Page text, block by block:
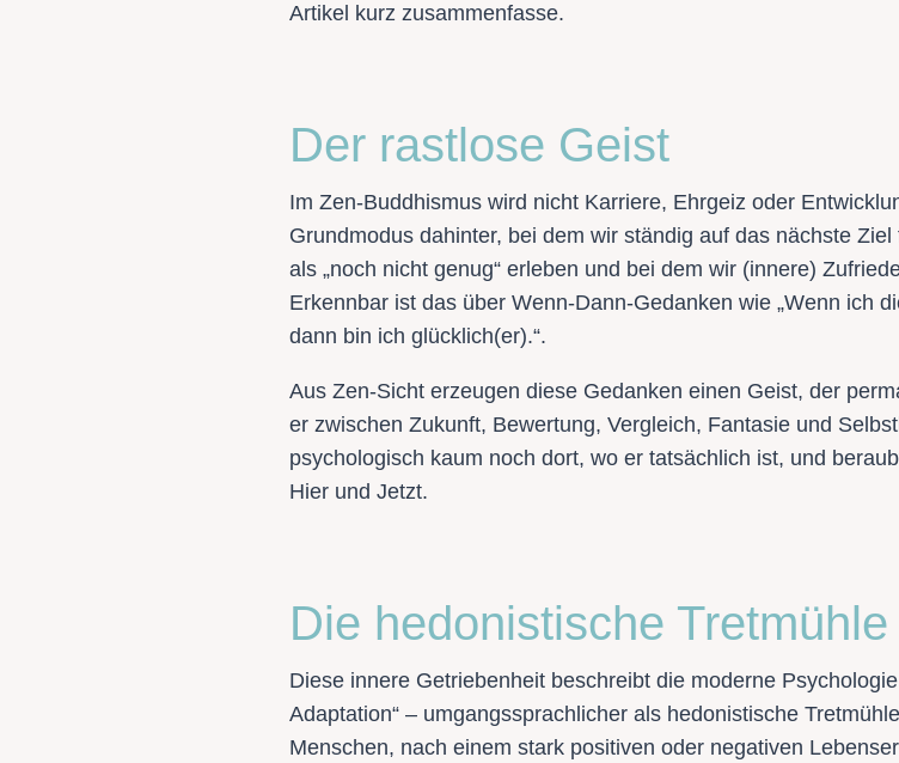
Artikel kurz zusammenfasse.
Der rastlose Geist
Im Zen-Buddhismus wird nicht Karriere, Ehrgeiz oder
Grundmodus dahinter, bei dem wir ständig auf das nächste
als „noch nicht genug“ erleben und bei dem wir (innere)
Erkennbar ist das über Wenn-Dann-Gedanken wie „Wenn ich
dann bin ich glücklich(er).“.
Aus Zen-Sicht erzeugen diese Gedanken einen Geist, der
er zwischen Zukunft, Bewertung, Vergleich, Fantasie und
psychologisch kaum noch dort, wo er tatsächlich ist, und
Hier und Jetzt.
Die hedonistische Tretmühle
Diese innere Getriebenheit beschreibt die moderne
Adaptation“ – umgangssprachlicher als hedonistische
Menschen, nach einem stark positiven oder negativen